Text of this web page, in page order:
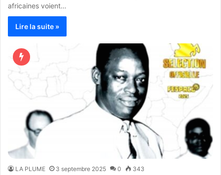
africaines voient…
Lire la suite »
LA PLUME 3 septembre 2025 0 343